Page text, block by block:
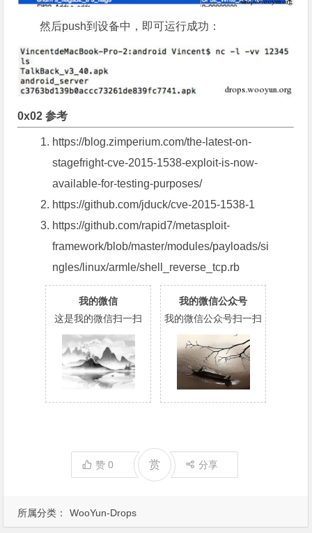
所属分类： WooYun-Drops
然后push到设备中，即可运行成功：
0x02 参考
https://blog.zimperium.com/the-latest-on-
stagefright-cve-2015-1538-exploit-is-now-
available-for-testing-purposes/
https://github.com/jduck/cve-2015-1538-1
https://github.com/rapid7/metasploit-
framework/blob/master/modules/payloads/si
ngles/linux/armle/shell_reverse_tcp.rb
我的微信
这是我的微信扫一扫
我的微信公众号
我的微信公众号扫一扫
赞0 赏 分享